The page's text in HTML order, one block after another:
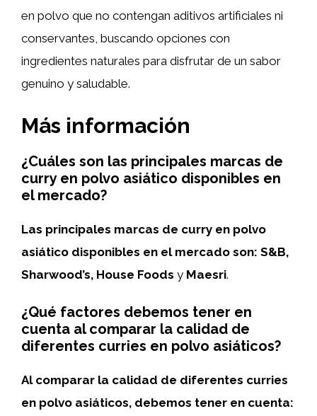
en polvo que no contengan aditivos artificiales ni
conservantes, buscando opciones con
ingredientes naturales para disfrutar de un sabor
genuino y saludable.
Más información
¿Cuáles son las principales marcas de
curry en polvo asiático disponibles en
el mercado?
Las principales marcas de curry en polvo
asiático disponibles en el mercado son: S&B,
Sharwood’s, House Foods y Maesri.
¿Qué factores debemos tener en
cuenta al comparar la calidad de
diferentes curries en polvo asiáticos?
Al comparar la calidad de diferentes curries
en polvo asiáticos, debemos tener en cuenta: